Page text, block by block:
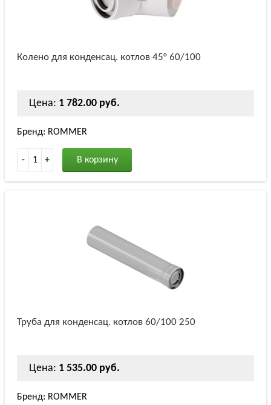
Колено для конденсац. котлов 45° 60/100
Цена: 1 782.00 руб.
Бренд: ROMMER
- 1 + В корзину
Труба для конденсац. котлов 60/100 250
Цена: 1 535.00 руб.
Бренд: ROMMER